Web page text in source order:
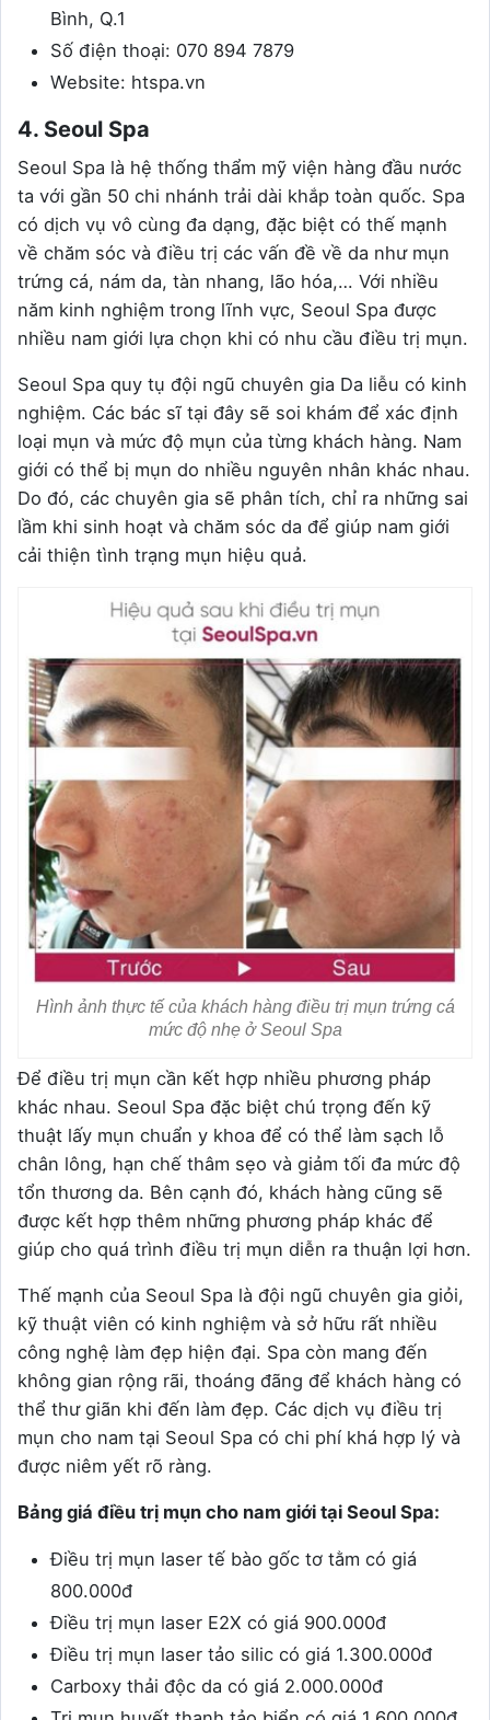
Bình, Q.1
Số điện thoại: 070 894 7879
Website: htspa.vn
4. Seoul Spa
Seoul Spa là hệ thống thẩm mỹ viện hàng đầu nước
ta với gần 50 chi nhánh trải dài khắp toàn quốc. Spa
có dịch vụ vô cùng đa dạng, đặc biệt có thế mạnh
về chăm sóc và điều trị các vấn đề về da như mụn
trứng cá, nám da, tàn nhang, lão hóa,… Với nhiều
năm kinh nghiệm trong lĩnh vực, Seoul Spa được
nhiều nam giới lựa chọn khi có nhu cầu điều trị mụn.
Seoul Spa quy tụ đội ngũ chuyên gia Da liễu có kinh
nghiệm. Các bác sĩ tại đây sẽ soi khám để xác định
loại mụn và mức độ mụn của từng khách hàng. Nam
giới có thể bị mụn do nhiều nguyên nhân khác nhau.
Do đó, các chuyên gia sẽ phân tích, chỉ ra những sai
lầm khi sinh hoạt và chăm sóc da để giúp nam giới
cải thiện tình trạng mụn hiệu quả.
Hình ảnh thực tế của khách hàng điều trị mụn trứng cá
mức độ nhẹ ở Seoul Spa
Để điều trị mụn cần kết hợp nhiều phương pháp
khác nhau. Seoul Spa đặc biệt chú trọng đến kỹ
thuật lấy mụn chuẩn y khoa để có thể làm sạch lỗ
chân lông, hạn chế thâm sẹo và giảm tối đa mức độ
tổn thương da. Bên cạnh đó, khách hàng cũng sẽ
được kết hợp thêm những phương pháp khác để
giúp cho quá trình điều trị mụn diễn ra thuận lợi hơn.
Thế mạnh của Seoul Spa là đội ngũ chuyên gia giỏi,
kỹ thuật viên có kinh nghiệm và sở hữu rất nhiều
công nghệ làm đẹp hiện đại. Spa còn mang đến
không gian rộng rãi, thoáng đãng để khách hàng có
thể thư giãn khi đến làm đẹp. Các dịch vụ điều trị
mụn cho nam tại Seoul Spa có chi phí khá hợp lý và
được niêm yết rõ ràng.
Bảng giá điều trị mụn cho nam giới tại Seoul Spa:
Điều trị mụn laser tế bào gốc tơ tằm có giá
800.000đ
Điều trị mụn laser E2X có giá 900.000đ
Điều trị mụn laser tảo silic có giá 1.300.000đ
Carboxy thải độc da có giá 2.000.000đ